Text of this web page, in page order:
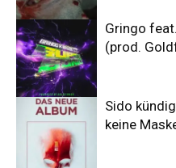
Gringo
(prod.
Sido
keine